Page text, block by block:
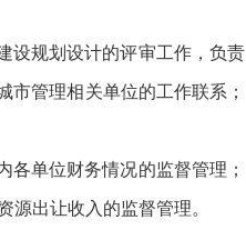
规划设计的评审工作，负责
管理相关单位的工作联系；
单位财务情况的监督管理；
出让收入的监督管理。